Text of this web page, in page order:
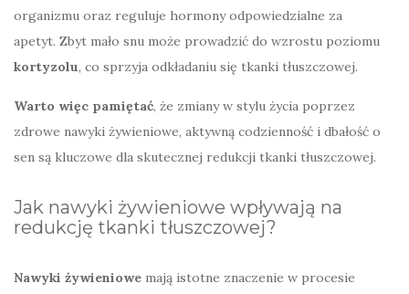
organizmu oraz reguluje hormony odpowiedzialne za
apetyt. Zbyt mało snu może prowadzić do wzrostu poziomu
kortyzolu, co sprzyja odkładaniu się tkanki tłuszczowej.
Warto więc pamiętać, że zmiany w stylu życia poprzez
zdrowe nawyki żywieniowe, aktywną codzienność i dbałość o
sen są kluczowe dla skutecznej redukcji tkanki tłuszczowej.
Jak nawyki żywieniowe wpływają na
redukcję tkanki tłuszczowej?
Nawyki żywieniowe mają istotne znaczenie w procesie